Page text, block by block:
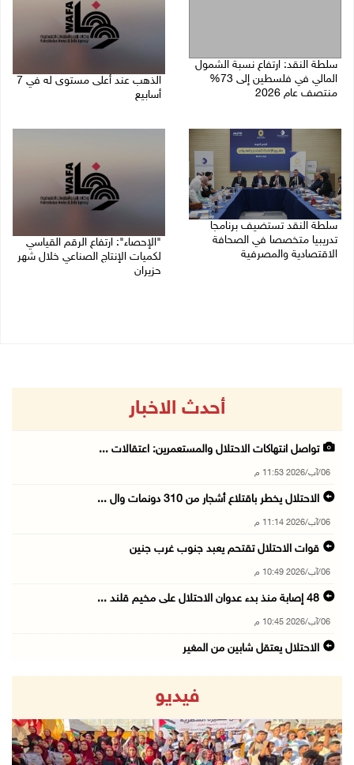
سلطة النقد: ارتفاع نسبة الشمول
المالي في فلسطين إلى 73%
منتصف عام 2026
الذهب عند أعلى مستوى له في 7
أسابيع
سلطة النقد تستضيف برنامجا
تدريبيا متخصصا في الصحافة
الاقتصادية والمصرفية
"الإحصاء": ارتفاع الرقم القياسي
لكميات الإنتاج الصناعي خلال شهر
حزيران
أحدث الاخبار
تواصل انتهاكات الاحتلال والمستعمرين: اعتقالات ...
06/آب/2026 11:53 م
الاحتلال يخطر باقتلاع أشجار من 310 دونمات وال ...
06/آب/2026 11:14 م
قوات الاحتلال تقتحم يعبد جنوب غرب جنين
06/آب/2026 10:49 م
48 إصابة منذ بدء عدوان الاحتلال على مخيم قلند ...
06/آب/2026 10:45 م
الاحتلال يعتقل شابين من المغير
وزير الداخلية يبحث مع مكافحة المخدرات الدولي ...
06/آب/2026 10:01 م
رئيس بلدية الخليل يطلع وفدا أميركيا على تطورا ...
فيديو